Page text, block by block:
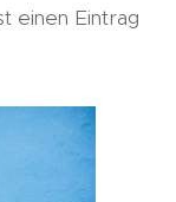
einen Eintrag